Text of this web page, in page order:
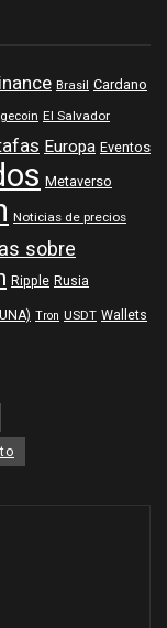
Brasil Cardano
El Salvador
Europa Eventos
Metaverso
Noticias de precios
sobre
Ripple Rusia
Tron USDT Wallets